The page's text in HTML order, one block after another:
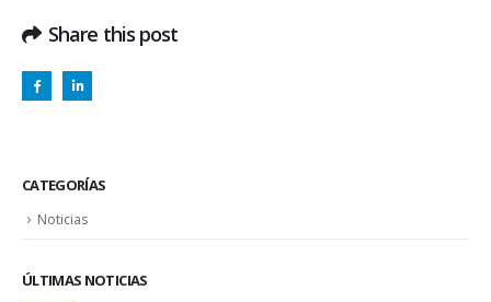
Share this post
CATEGORÍAS
Noticias
ÚLTIMAS NOTICIAS